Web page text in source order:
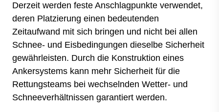
Derzeit werden feste Anschlagpunkte verwendet,
deren Platzierung einen bedeutenden
Zeitaufwand mit sich bringen und nicht bei allen
Schnee- und Eisbedingungen dieselbe Sicherheit
gewährleisten. Durch die Konstruktion eines
Ankersystems kann mehr Sicherheit für die
Rettungsteams bei wechselnden Wetter- und
Schneeverhältnissen garantiert werden.